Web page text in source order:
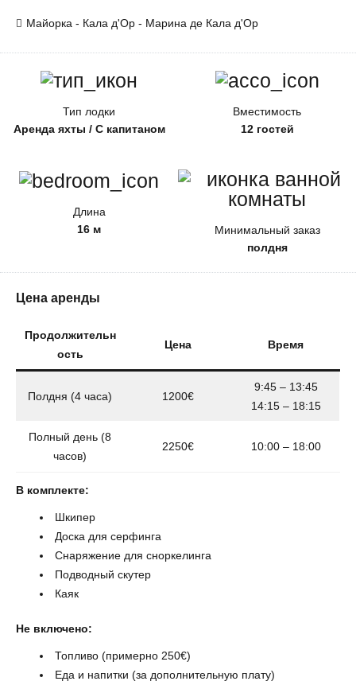
Майорка - Кала д'Ор - Марина де Кала д'Ор
Тип лодки
Аренда яхты / С капитаном
Вместимость
12 гостей
Длина
16 м
Минимальный заказ
полдня
Цена аренды
Продолжительн
ость
Цена Время
Полдня (4 часа) 1200€
9:45 – 13:45
14:15 – 18:15
Полный день (8
часов)
2250€ 10:00 – 18:00
В комплекте:
Шкипер
Доска для серфинга
Снаряжение для сноркелинга
Подводный скутер
Каяк
Не включено:
Топливо (примерно 250€)
Еда и напитки (за дополнительную плату)